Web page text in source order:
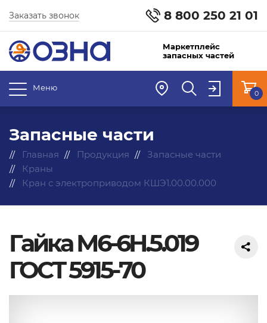
8 800 250 21 01
Заказать звонок
Маркетплейс
запасных частей
Меню
0
Запасные части
Главная Продукция
Запасные части
Краны
Кран с электроприводом КШЭ1.00.00.000
Гайка М6-6H.5.019
ГОСТ 5915-70